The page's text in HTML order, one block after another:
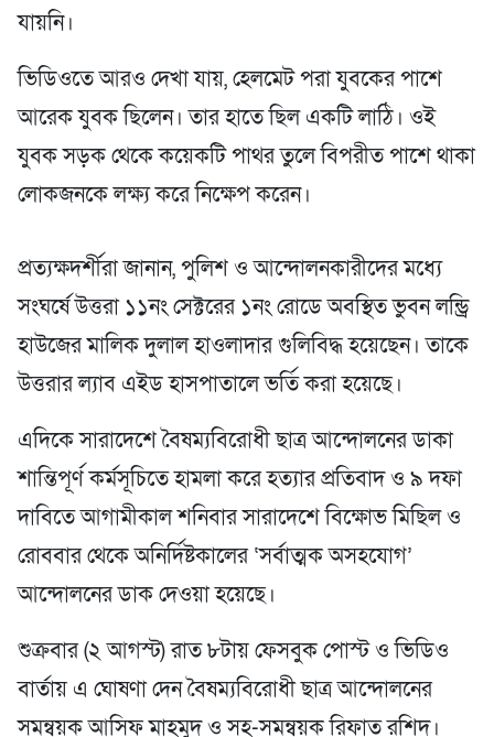
যায়নি।
ভিডিওতে আরও দেখা যায়, হেলমেট পরা যুবকের পাশে
আরেক যুবক ছিলেন। তার হাতে ছিল একটি লাঠি। ওই
যুবক সড়ক থেকে কয়েকটি পাথর তুলে বিপরীত পাশে থাকা
লোকজনকে লক্ষ্য করে নিক্ষেপ করেন।
প্রত্যক্ষদর্শীরা জানান, পুলিশ ও আন্দোলনকারীদের মধ্যে
সংঘর্ষে উত্তরা ১১নং সেক্টরের ১নং রোডে অবস্থিত ভুবন লন্ড্রি
হাউজের মালিক দুলাল হাওলাদার গুলিবিদ্ধ হয়েছেন। তাকে
উত্তরার ল্যাব এইড হাসপাতালে ভর্তি করা হয়েছে।
এদিকে সারাদেশে বৈষম্যবিরোধী ছাত্র আন্দোলনের ডাকা
শান্তিপূর্ণ কর্মসূচিতে হামলা করে হত্যার প্রতিবাদ ও ৯ দফা
দাবিতে আগামীকাল শনিবার সারাদেশে বিক্ষোভ মিছিল ও
রোববার থেকে অনির্দিষ্টকালের ‘সর্বাত্মক অসহযোগ’
আন্দোলনের ডাক দেওয়া হয়েছে।
শুক্রবার (২ আগস্ট) রাত ৮টায় ফেসবুক পোস্ট ও ভিডিও
বার্তায় এ ঘোষণা দেন বৈষম্যবিরোধী ছাত্র আন্দোলনের
সমন্বয়ক আসিফ মাহমুদ ও সহ-সমন্বয়ক রিফাত রশিদ।